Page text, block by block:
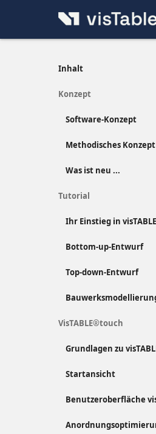
Inhalt
Konzept
Software-Konzept
Methodisches Konzept
Was ist neu ...
Tutorial
Bottom-up-Entwurf
Top-down-Entwurf
VisTABLE®touch
Startansicht